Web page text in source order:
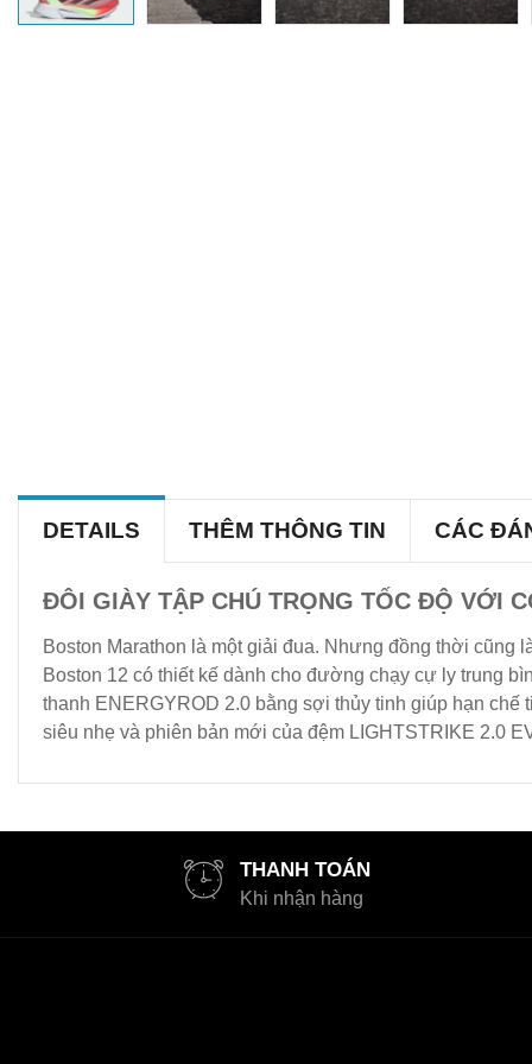
DETAILS THÊM THÔNG TIN CÁC
ĐÔI GIÀY TẬP CHÚ TRỌNG TỐC ĐỘ VỚI
Boston Marathon là một giải đua. Nhưng đồng thời cũng
Boston 12 có thiết kế dành cho đường chạy cự ly trung
thanh ENERGYROD 2.0 bằng sợi thủy tinh giúp hạn
siêu nhẹ và phiên bản mới của đệm LIGHTSTRIKE 2.0
THANH TOÁN
Khi nhận hàng